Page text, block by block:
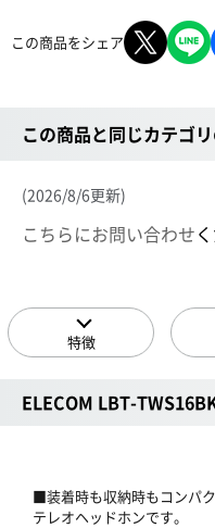
この商品をシェア
この商品と同じカテゴ
(2026/8/6更新)
こちらにお問い合わせ
特徴
ELECOM LBT-
■装着時も収納時もコンパ
テレオヘッドホンです。